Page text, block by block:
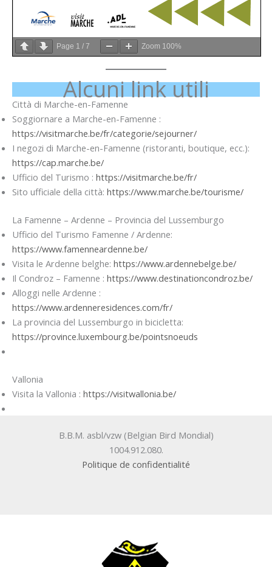
Page 1 / 7 Zoom 100%
Alcuni link utili
Città di Marche-en-Famenne
Soggiornare a Marche-en-Famenne :
https://visitmarche.be/fr/categorie/sejourner/
I negozi di Marche-en-Famenne (ristoranti, boutique, ecc.):
https://cap.marche.be/
Ufficio del Turismo : https://visitmarche.be/fr/
Sito ufficiale della città: https://www.marche.be/tourisme/
La Famenne – Ardenne – Provincia del Lussemburgo
Ufficio del Turismo Famenne / Ardenne:
https://www.famenneardenne.be/
Visita le Ardenne belghe: https://www.ardennebelge.be/
Il Condroz – Famenne : https://www.destinationcondroz.be/
Alloggi nelle Ardenne :
https://www.ardenneresidences.com/fr/
La provincia del Lussemburgo in bicicletta:
https://province.luxembourg.be/pointsnoeuds
Vallonia
Visita la Vallonia : https://visitwallonia.be/
B.B.M. asbl/vzw (Belgian Bird Mondial)
1004.912.080.
Politique de confidentialité